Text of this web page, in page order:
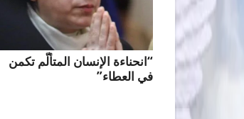
“انحناءة الإنسان المتألّم تكمن
في العطاء”